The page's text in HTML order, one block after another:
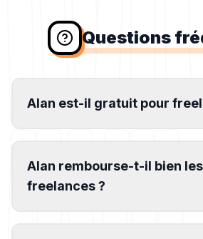
Questions
Alan est-il gratuit pour
Alan rembourse-t-il bien les
freelances ?